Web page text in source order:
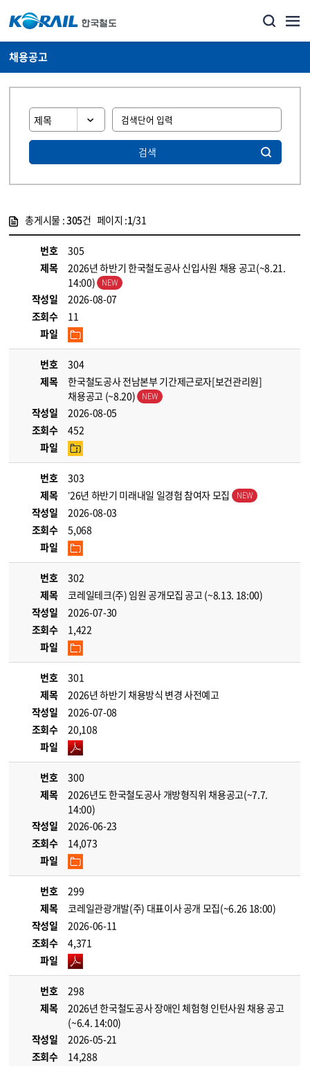
채용공고
검색
총게시물 :305건 페이지 :1/31
번호
305
제목
2026년 하반기 한국철도공사 신입사원 채용 공고(~8.21.
14:00)
작성일
2026-08-07
조회수
11
파일
번호
304
제목
한국철도공사 전남본부 기간제근로자[보건관리원]
채용공고 (~8.20)
작성일
2026-08-05
조회수
452
파일
번호
303
제목
’26년 하반기 미래내일 일경험 참여자 모집
작성일
2026-08-03
조회수
5,068
파일
번호
302
제목
코레일테크(주) 임원 공개모집 공고 (~8.13. 18:00)
작성일
2026-07-30
조회수
1,422
파일
번호
301
제목
2026년 하반기 채용방식 변경 사전예고
작성일
2026-07-08
조회수
20,108
파일
번호
300
제목
2026년도 한국철도공사 개방형직위 채용공고(~7.7.
14:00)
작성일
2026-06-23
조회수
14,073
파일
번호
299
제목
코레일관광개발(주) 대표이사 공개 모집(~6.26 18:00)
작성일
2026-06-11
조회수
4,371
파일
번호
298
제목
2026년 한국철도공사 장애인 체험형 인턴사원 채용 공고
(~6.4. 14:00)
작성일
2026-05-21
조회수
14,288